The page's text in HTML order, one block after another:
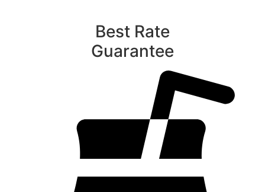
Best Rate
Guarantee